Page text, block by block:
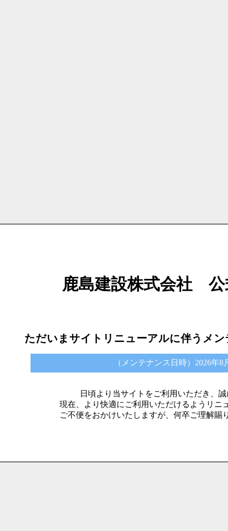
鹿島建設株式会社
ただいまサイトリニューアルに伴うメ
（メンテナンス日時）2026年8
日頃より当サイトをご利用いただき、
現在、より快適にご利用いただけるようリニ
ご不便をおかけいたしますが、何卒ご理解賜